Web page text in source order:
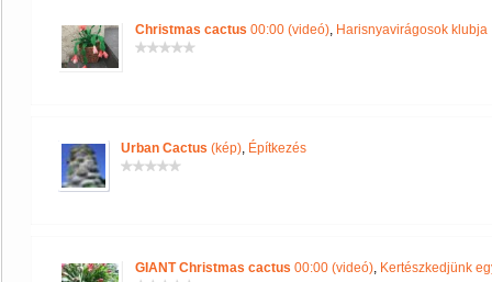
Christmas cactus 00:00 (videó), Harisnyavirágosok klubja
Urban Cactus (kép), Építkezés
GIANT Christmas cactus 00:00 (videó), Kertészkedjünk